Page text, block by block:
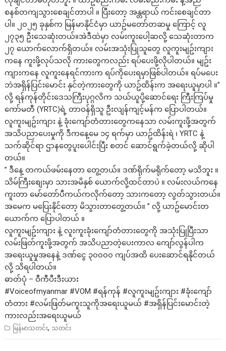
စနစ်တကျသွားစေချင်တာပါ ။ ပြီးတော့ အန္တရာယ် ကင်းစေချင်တာ
ပါ။ ၂၀၂၅ ခုနှစ်က မြန်မာနိုင်ငံမှာ ယာဥ်မတော်တဆမှု ကြောင့် လူ
၂၇၃၅ ဦးသေဆုံးတယ်။အဲဒီထဲမှာ လမ်းကူးပေါ့ဆလို့ သေဆုံးတာက
၂၇ ယောက်လောက်ရှိတယ်။ လမ်းအသုံးပြုသူတွေ လူကူးမျဥ်းကျား
ကနေ ကူးဖို့လုပ်သလို ကားတွေကလည်း ရပ်ပေးဖို့လိုပါတယ်။ မျဥ်း
ကျားကနေ လူကူးနေရင်ကားက ရပ်ကိုပေးရမှာဖြစ်ပါတယ်။ ရပ်မပေး
ဘဲအရှိန်ပြင်းမောင်း နှင်တဲ့ကားတွေကို ယာဥ်ထိန်းက အရေးယူမှာပါ ။”
လို့ ရန်ကုန်တိုင်းဒေသကြီးပုဂ္ဂလိက သယ်ယူပို့ဆောင်ရေး ကြီးကြပ်မှု
ကော်မတီ (YRTC)ရဲ့ တာဝန်ရှိသူ ဦးလျန်ကျင့်မန်က ပြောပါတယ်။
လူကူးမျဥ်းကျား နဲ့ ခုံးကျော်တံတားတွေကနေသာ လမ်းကူးဖို့အတွက်
အသိပညာပေးမှုကို ဒီကနေ့မေ ၁၄ ရက်မှာ ယာဥ်ထိန်းရဲ ၊ YRTC နဲ့
သက်ဆိုင်ရာ ဌာနတွေပူးပေါင်းပြီး စတင် ဆောင်ရွက်ခဲ့တယ်လို့ ဆိုပါ
တယ်။
” ဒီနေ့ တကယ်ဖမ်းနေတာ တွေ့တယ်။ ဒဏ်ရိုက်မရိုက်တော့ မသိဘူး ။
သိမ်ကြီးစျေးမှာ သားအမိနှစ် ယောက်လို့ထင်တာပဲ ။ လမ်းလယ်ကနေ
ကူးတာ မော်တော်ပီကယ်ကလိုက်တော့ သားကတော့ လွတ်သွားတယ်။
အမေက မပြေးနိုင်တော့ မိသွားတာတွေ့တယ်။ ” လို့ ယာဥ်မောင်းတ
ယောက်က ပြောပါတယ် ။
လူကူးမျဥ်းကျား နဲ့ လူးကူးခုံးကျော်တံတားတွေကို အသုံးပြုပြီးသာ
လမ်းဖြတ်ကူးဖို့အတွက် အသိပညာတဲ့ပေးကာလ ကျော်လွန်ပါက
အရေးယူမှုအနေနဲ့ ဒဏ်ငွေ ၃၀၀၀၀ ကျပ်အထိ ပေးဆောင်ရနိုင်တယ်
လို့ သိရပါတယ်။
ဓာတ်ပုံ – ဝီကီပီးဒီးယား
#Voiceofmyanmar #VOM #ရန်ကုန် #လူကူးမျဥ်းကျား #ခုံးကျော်
တံတား #လမ်းဖြတ်မကူးသူကိုအရေးယူမယ် #အရှိန်ပြင်းမောင်းတဲ့
ကားလည်းအရေးယူမယ်
မြန်မာသတင်း, သတင်း